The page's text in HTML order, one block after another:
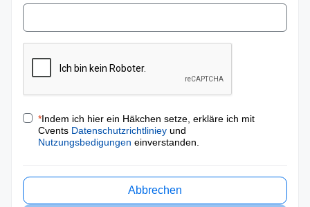
*Indem ich hier ein Häkchen setze, erkläre ich mit
Cvents Datenschutzrichtliniey und
Nutzungsbedigungen einverstanden.
Abbrechen